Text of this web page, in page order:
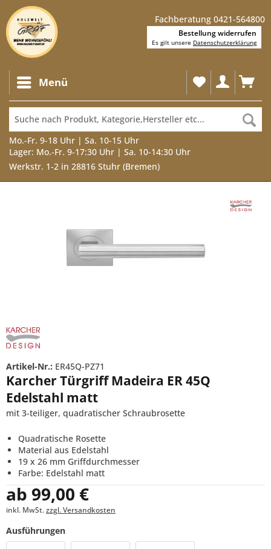
Fachberatung 0421-564800
Menü
Mo.-Fr. 9-18 Uhr | Sa. 10-15 Uhr
Lager: Mo.-Fr. 9-17:30 Uhr | Sa. 10-14:30 Uhr
Werkstr. 1-2 in 28816 Stuhr (Bremen)
Artikel-Nr.: ER45Q-PZ71
Karcher Türgriff Madeira ER 45Q
Edelstahl matt
mit 3-teiliger, quadratischer Schraubrosette
Quadratische Rosette
Material aus Edelstahl
19 x 26 mm Griffdurchmesser
Farbe: Edelstahl matt
ab 99,00 €
inkl. MwSt.zzgl. Versandkosten
Ausführungen
Bestellung widerrufen
Es gilt unsere Datenschutzerklärung